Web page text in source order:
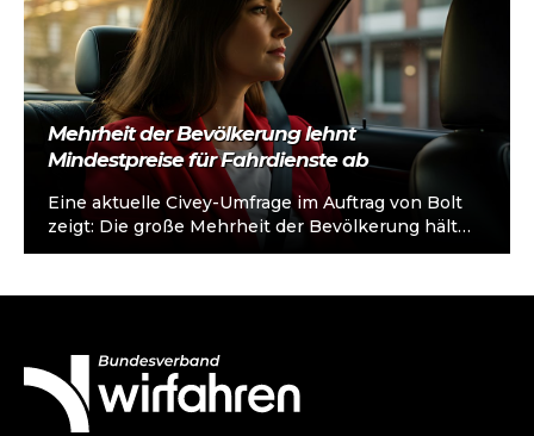
Mehrheit der Bevölkerung lehnt
Mindestpreise für Fahrdienste ab
Eine aktuelle Civey-Umfrage im Auftrag von Bolt
zeigt: Die große Mehrheit der Bevölkerung hält
diese politisch verordneten Preisregulierungen